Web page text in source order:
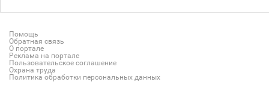
Помощь
Обратная связь
О портале
Реклама на портале
Пользовательское соглашение
Охрана труда
Политика обработки персональных данных